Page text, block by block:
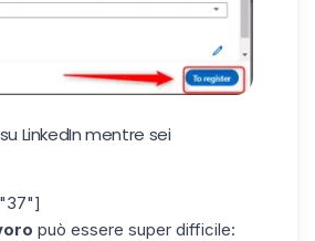
LinkedIn mentre sei
può essere super difficile: